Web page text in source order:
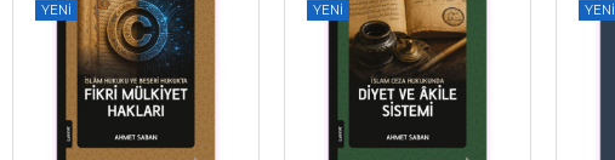
YENI YENI YENI